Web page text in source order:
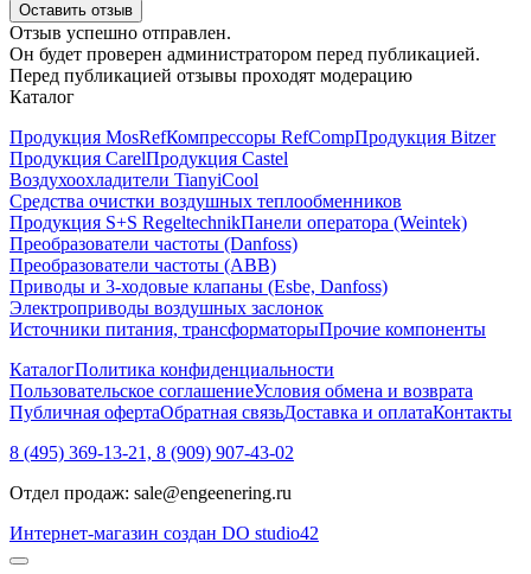
Оставить отзыв
Отзыв успешно отправлен.
Он будет проверен администратором перед публикацией.
Перед публикацией отзывы проходят модерацию
Каталог
Продукция MosRefКомпрессоры RefCompПродукция Bitzer
Продукция CarelПродукция Castel
Воздухоохладители TianyiCool
Средства очистки воздушных теплообменников
Продукция S+S RegeltechnikПанели оператора (Weintek)
Преобразователи частоты (Danfoss)
Преобразователи частоты (ABB)
Приводы и 3-ходовые клапаны (Esbe, Danfoss)
Электроприводы воздушных заслонок
Источники питания, трансформаторыПрочие компоненты
КаталогПолитика конфиденциальности
Пользовательское соглашениеУсловия обмена и возврата
Публичная офертаОбратная связьДоставка и оплатаКонтакты
8 (495) 369-13-21, 8 (909) 907-43-02
Отдел продаж: sale@engeenering.ru
Интернет-магазин создан DO studio42